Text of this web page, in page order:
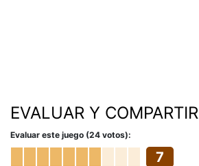
EVALUAR Y COMPARTIR
Evaluar este juego (24 votos):
7